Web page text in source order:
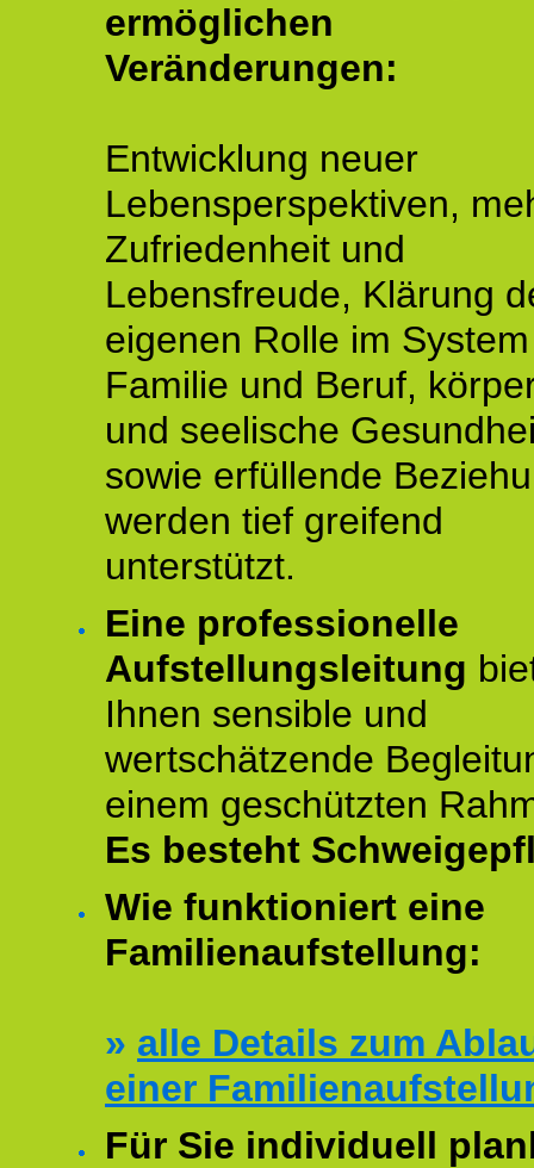
ermöglichen
Veränderungen:
Entwicklung neuer
Lebensperspektiven,
Zufriedenheit und
Lebensfreude, Klärung
eigenen Rolle im
Familie und Beruf,
und seelische
sowie erfüllende
werden tief greifend
unterstützt.
Eine professionelle
Aufstellungsleitung
Ihnen sensible und
wertschätzende
einem geschützten
Es besteht
Wie funktioniert eine
Familienaufstellung:
» alle Details zum
einer
Für Sie individuell